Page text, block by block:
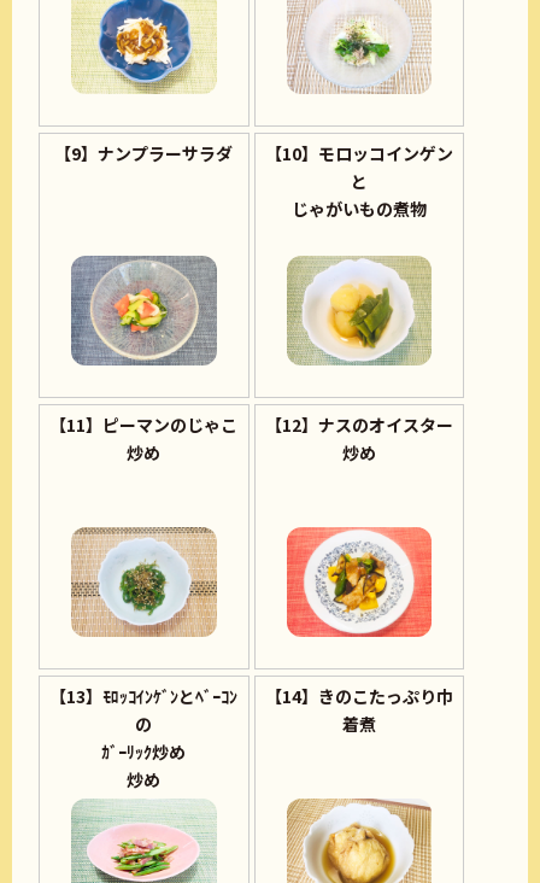
【9】ナンプラーサラダ
【10】モロッコインゲン
と
じゃがいもの煮物
【11】ピーマンのじゃこ
炒め
【12】ナスのオイスター
炒め
【13】ﾓﾛｯｺｲﾝｹﾞﾝとﾍﾞｰｺﾝ
の
ｶﾞｰﾘｯｸ炒め
炒め
【14】きのこたっぷり巾
着煮